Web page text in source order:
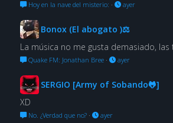
Hoy en la nave del misterio: · ayer
Bonox (El abogato )⚖
La música no me gusta demasiado, las
Quake FM: Jonathan Bree· ayer
SERGIO [Army of Sobando🐸]
XD
No. ¿Verdad que no?· ayer